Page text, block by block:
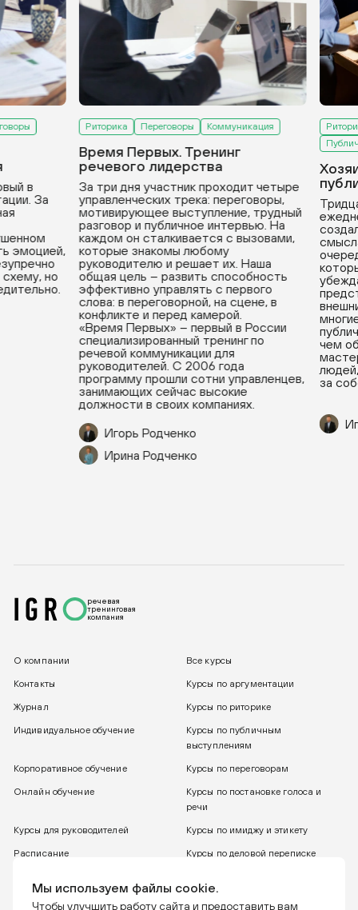
Мы используем файлы cookie.
Чтобы улучшить работу сайта и предоставить вам
в
За
эмоцией,
но
Риторика Переговоры Коммуникация
Время Первых. Тренинг
речевого лидерства
За три дня участник проходит четыре
управленческих трека: переговоры,
мотивирующее выступление, трудный
разговор и публичное интервью. На
каждом он сталкивается с вызовами,
которые знакомы любому
руководителю и решает их. Наша
общая цель – развить способность
эффективно управлять с первого
слова: в переговорной, на сцене, в
конфликте и перед камерой.
«Время Первых» – первый в России
специализированный тренинг по
речевой коммуникации для
руководителей. С 2006 года
программу прошли сотни управленцев,
занимающих сейчас высокие
должности в своих компаниях.
Игорь Родченко
Ирина Родченко
чем
за
речевая
тренинговая
компания
О компании Все курсы
Контакты Курсы по аргументации
Журнал Курсы по риторике
Индивидуальное обучение
Курсы по публичным
выступлениям
Корпоративное обучение Курсы по переговорам
Онлайн обучение
Курсы по постановке голоса и
речи
Курсы для руководителей Курсы по имиджу и этикету
Расписание Курсы по деловой переписке